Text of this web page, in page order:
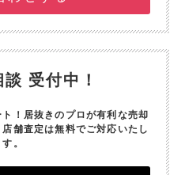
受付中！
！ 居抜きのプロが有利な売却
店舗査定は無料でご対応いたし
。